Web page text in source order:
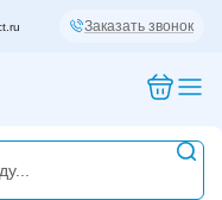
Заказать звонок